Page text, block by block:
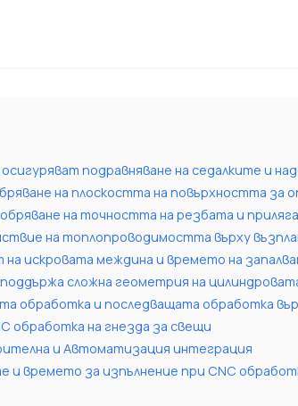
подравняване на седалките и
на плоскостта на повърхността за
на точността на резбата и
на топлопроводимостта върху
искровата междина и времето на
сложна геометрия на
обработка и последващата обработка
обработка на гнезда за свещи
и Автоматизация интеграция
и времето за изпълнение при CNC